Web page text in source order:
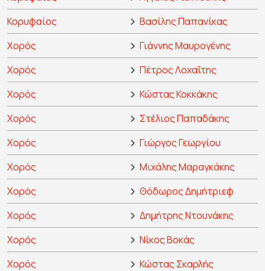
Κορυφαίος
Βασίλης Παπανίκας
Χορός
Γιάννης Μαυρογένης
Χορός
Πέτρος Λοχαΐτης
Χορός
Κώστας Κοκκάκης
Χορός
Στέλιος Παπαδάκης
Χορός
Γιώργος Γεωργίου
Χορός
Μιχάλης Μαραγκάκης
Χορός
Θόδωρος Δημήτριεφ
Χορός
Δημήτρης Ντουνάκης
Χορός
Νίκος Βοκάς
Χορός
Κώστας Σκαρλής